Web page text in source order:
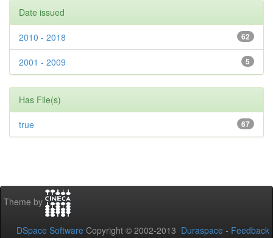
Date issued
62
2010 - 2018
5
2001 - 2009
Has File(s)
67
true
Theme by
DSpace Software Copyright © 2002-2013 Duraspace - Feedback